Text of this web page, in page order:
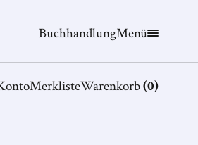
BuchhandlungMenü
MerklisteWarenkorb(0)